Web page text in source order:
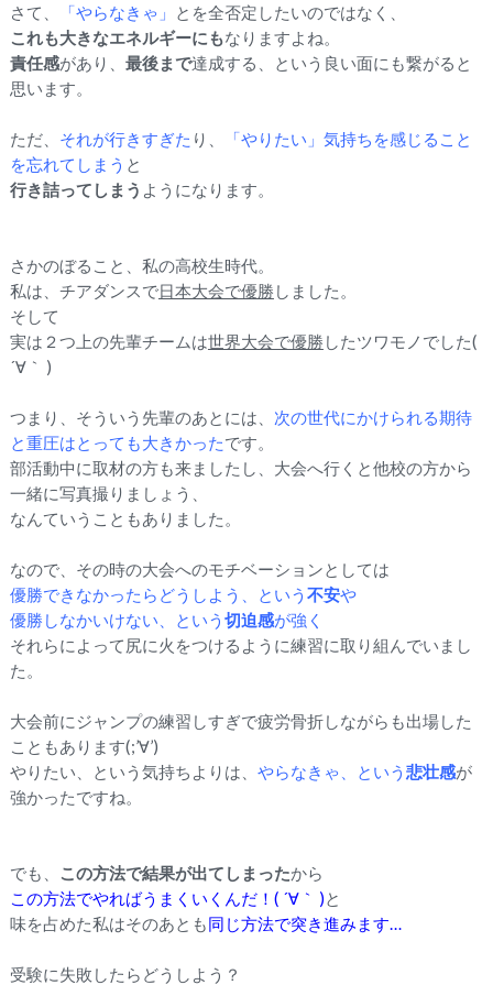
さて、 「やらなきゃ」
とを全否定したいのではなく、
これも大きなエネルギーにもなりますよね。
責任感があり、 最後まで達成する、という良い面にも繋がると
思います。
ただ、 それが行きすぎた り、
「やりたい」気持ちを感じること
を忘れてしまう と
行き詰ってしまう ようになります。
さかのぼること、私の高校生時代。
私は、チアダンスで日本大会で優勝 しました。
そして
実は２つ上の先輩チームは世界大会で優勝 したツワモノでした(
´∀｀ )
つまり、そういう先輩のあとには、 次の世代にかけられる期待
と重圧はとっても大きかったです。
部活動中に取材の方も来ましたし、大会へ行くと他校の方から
一緒に写真撮りましょう、
なんていうこともありました。
なので、その時の大会へのモチベーションとしては
優勝できなかったらどうしよう、という 不安や
優勝しなかいけない、という 切迫感が強く
それらによって尻に火をつけるように練習に取り組んでいまし
た。
大会前にジャンプの練習しすぎで疲労骨折しながらも出場した
こともあります(;’∀’)
やりたい、という気持ちよりは、 やらなきゃ、という 悲壮感が
強かったですね。
でも、 この方法で結果が出てしまったから
この方法でやればうまくいくんだ！( ´∀｀ )と
味を占めた私はそのあとも同じ方法で突き進みます…
受験に失敗したらどうしよう？